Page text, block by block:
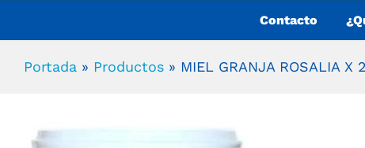
Contacto
Portada » Productos » MIEL GRANJA ROSALIA X